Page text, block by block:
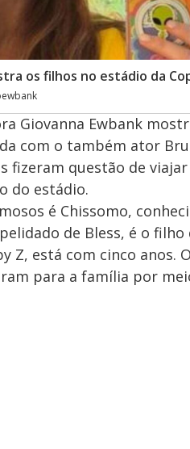
os filhos no estádio da
Giovanna Ewbank
com o também ator
fizeram questão de
do estádio.
é Chissomo,
de Bless, é o
Z, está com cinco anos.
para a família por